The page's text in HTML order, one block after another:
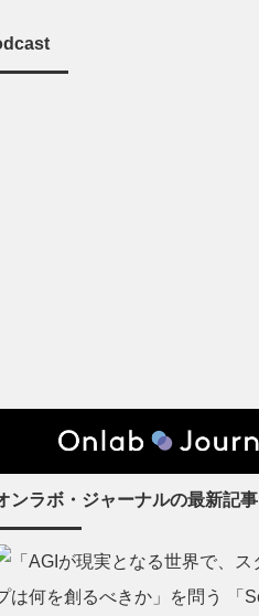
ンラボ・ジャーナルの最新記事